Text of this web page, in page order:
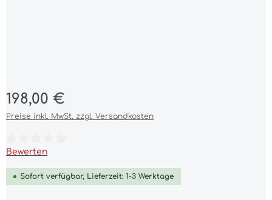
Regulärer Preis:
198,00 €
Preise inkl. MwSt. zzgl. Versandkosten
Durchschnittliche Bewertung von 0 von 5 Sternen
Bewerten
Sofort verfügbar, Lieferzeit: 1-3 Werktage